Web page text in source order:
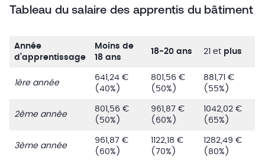
Tableau du salaire des apprentis du bâtiment
Année
d’apprentissage
Moins de
18 ans
18-20 ans 21 et plus
1ère année
641,24 €
(40%)
801,56 €
(50%)
881,71 €
(55%)
2ème année
801,56 €
(50%)
961,87 €
(60%)
1042,02 €
(65%)
3ème année
961,87 €
(60%)
1122,18 €
(70%)
1282,49 €
(80%)